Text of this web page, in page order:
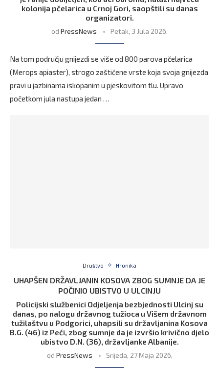
kolonija pčelarica u Crnoj Gori, saopštili su danas
organizatori.
od PressNews Petak, 3 Jula 2026,
Na tom području gnijezdi se više od 800 parova pčelarica
(Merops apiaster), strogo zaštićene vrste koja svoja gnijezda
pravi u jazbinama iskopanim u pjeskovitom tlu. Upravo
početkom jula nastupa jedan …
Društvo Hronika
UHAPŠEN DRŽAVLJANIN KOSOVA ZBOG SUMNJE DA JE
POČINIO UBISTVO U ULCINJU
Policijski službenici Odjeljenja bezbjednosti Ulcinj su
danas, po nalogu državnog tužioca u Višem državnom
tužilaštvu u Podgorici, uhapsili su državljanina Kosova
B.G. (46) iz Peći, zbog sumnje da je izvršio krivično djelo
ubistvo D.N. (36), državljanke Albanije.
od PressNews Srijeda, 27 Maja 2026,